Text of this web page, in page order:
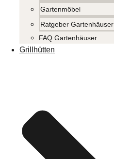
Gartenmöbel
Ratgeber Gartenhäuser
FAQ Gartenhäuser
Grillhütten